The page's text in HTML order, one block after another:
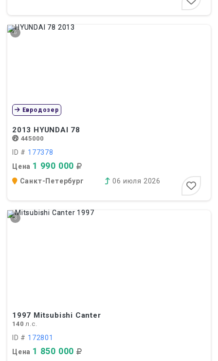
6
2013 HYUNDAI 78
445000
ID # 177378
Цена 1 990 000
Евродозер
Санкт-Петербург 06 июля 2026
3
1997 Mitsubishi Canter
140 л.с.
ID # 172801
Цена 1 850 000